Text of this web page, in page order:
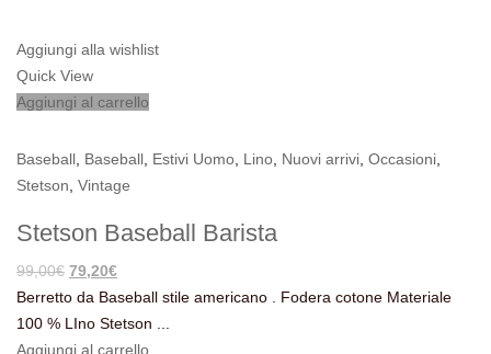
Aggiungi alla wishlist
Quick View
Aggiungi al carrello
Baseball Baseball Estivi Uomo Lino Nuovi arrivi Occasioni
Stetson Vintage
Stetson Baseball Barista
99,00€ Il
prezzo
originale
era:
79,20€Il
prezzo
attuale
è:
Berretto da Baseball stile americano . Fodera cotone Materiale
100 % LIno Stetson ...
Aggiungi al carrello